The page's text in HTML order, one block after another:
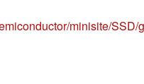
minisite/